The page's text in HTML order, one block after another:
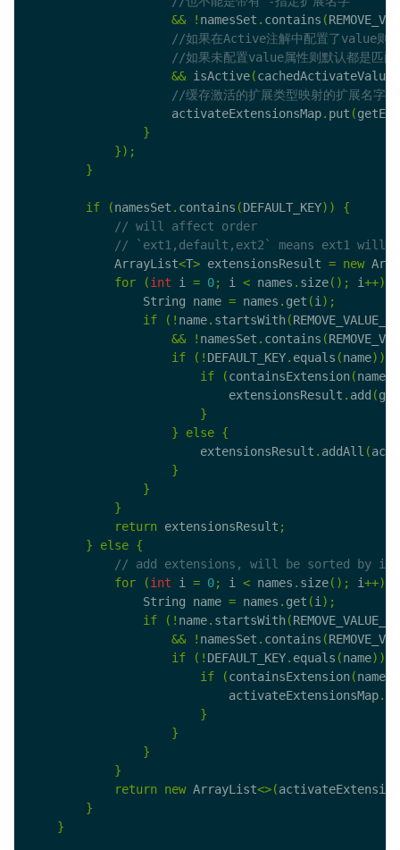
&&
! namesSet . contains (
&& isActive(cachedActivateValues
                    activateExtensionsMap
. put (
}
});
}
if (namesSet . contains (DEFAULT_KEY))
{
            ArrayList
<T> extensionsResult = new
for
(int i = 0; i < names . size(); i++)
                String name
= names . get (i );
if
(! name. startsWith(
&&
! namesSet . contains (
if
(! DEFAULT_KEY. equals (name))
if
(containsExtension(name
                            extensionsResult
. add (
}
}
else {
                        extensionsResult
. addAll (
}
}
}
return extensionsResult ;
}
else {
for (int i = 0; i < names . size(); i++)
                String name
= names . get (i );
if
(! name. startsWith(
&&
! namesSet . contains (
if
(! DEFAULT_KEY. equals (name))
if
(containsExtension(name
                            activateExtensionsMap
.
}
}
}
}
return
new ArrayList<>(
}
}